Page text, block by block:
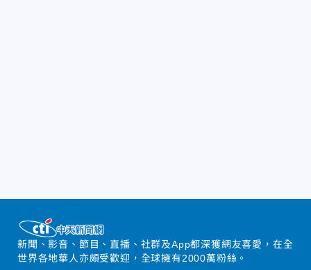
新聞、影音、節目、直播、社群及App都深獲網友喜愛，在全
世界各地華人亦頗受歡迎，全球擁有2000萬粉絲。